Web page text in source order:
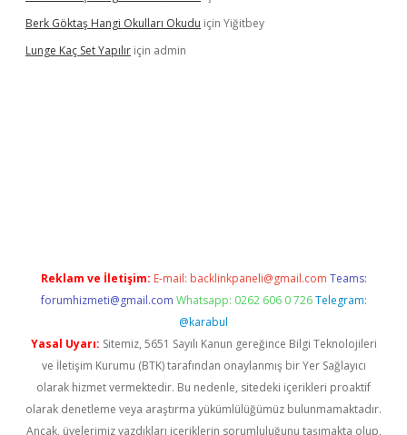
Berk Göktaş Hangi Okulları Okudu için Yiğitbey
Lunge Kaç Set Yapılır için admin
Reklam ve İletişim: E-mail: backlinkpaneli@gmail.com Teams:
forumhizmeti@gmail.com Whatsapp: 0262 606 0 726 Telegram:
@karabul
Yasal Uyarı: Sitemiz, 5651 Sayılı Kanun gereğince Bilgi Teknolojileri
ve İletişim Kurumu (BTK) tarafından onaylanmış bir Yer Sağlayıcı
olarak hizmet vermektedir. Bu nedenle, sitedeki içerikleri proaktif
olarak denetleme veya araştırma yükümlülüğümüz bulunmamaktadır.
Ancak, üyelerimiz yazdıkları içeriklerin sorumluluğunu taşımakta olup,